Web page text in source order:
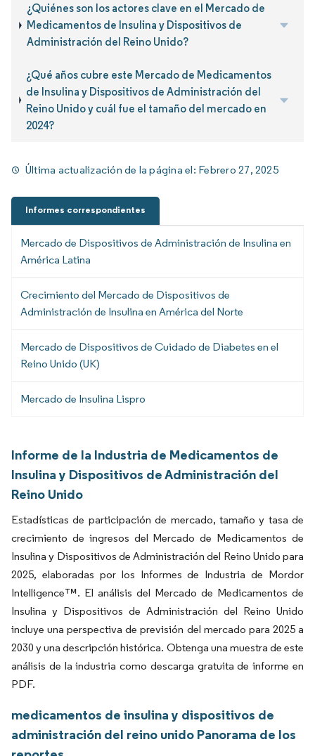
¿Quiénes son los actores clave en el Mercado de
Medicamentos de Insulina y Dispositivos de
Administración del Reino Unido?
¿Qué años cubre este Mercado de Medicamentos
de Insulina y Dispositivos de Administración del
Reino Unido y cuál fue el tamaño del mercado en
2024?
Última actualización de la página el: Febrero 27, 2025
Informes correspondientes
Mercado de Dispositivos de Administración de Insulina en
América Latina
Crecimiento del Mercado de Dispositivos de
Administración de Insulina en América del Norte
Mercado de Dispositivos de Cuidado de Diabetes en el
Reino Unido (UK)
Mercado de Insulina Lispro
Informe de la Industria de Medicamentos de
Insulina y Dispositivos de Administración del
Reino Unido
Estadísticas de participación de mercado, tamaño y tasa de
crecimiento de ingresos del Mercado de Medicamentos de
Insulina y Dispositivos de Administración del Reino Unido para
2025, elaboradas por los Informes de Industria de Mordor
Intelligence™. El análisis del Mercado de Medicamentos de
Insulina y Dispositivos de Administración del Reino Unido
incluye una perspectiva de previsión del mercado para 2025 a
2030 y una descripción histórica. Obtenga una muestra de este
análisis de la industria como descarga gratuita de informe en
PDF.
medicamentos de insulina y dispositivos de
administración del reino unido Panorama de los